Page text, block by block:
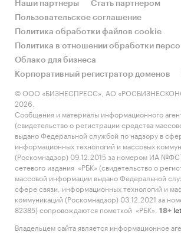
Наши партнеры
Стать партнером
Пользовательское соглашение
Политика обработки файлов cookie
Политика в отношении обработки
Облако для бизнеса
Корпоративный регистратор доменов
© ООО «БИЗНЕСПРЕСС», АО
2026.
Сообщения и материалы информационного
(свидетельство о регистрации средства
выдано Федеральной службой по надзору в
информационных технологий и массовых
(Роскомнадзор) 09.12.2015 за номером ИА
сетевого издания «РБК» (свидетельство о
массовой информации выдано Федеральной
сфере связи, информационных технологий и
коммуникаций (Роскомнадзор) 03.12.2021 за
82385) сопровождаются пометкой «РБК».
18+
Владельцем сайта является информационное